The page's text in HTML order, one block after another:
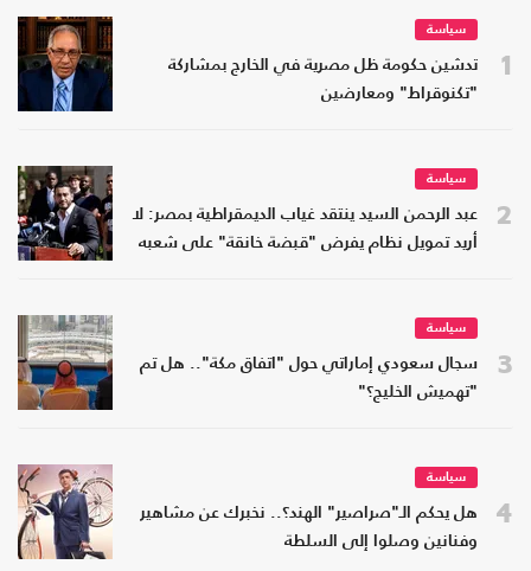
1
سياسة
تدشين حكومة ظل مصرية في الخارج بمشاركة
"تكنوقراط" ومعارضين
2
سياسة
عبد الرحمن السيد ينتقد غياب الديمقراطية بمصر: لا
أريد تمويل نظام يفرض "قبضة خانقة" على شعبه
3
سياسة
سجال سعودي إماراتي حول "اتفاق مكة".. هل تم
"تهميش الخليج؟"
4
سياسة
هل يحكم الـ"صراصير" الهند؟.. نخبرك عن مشاهير
وفنانين وصلوا إلى السلطة